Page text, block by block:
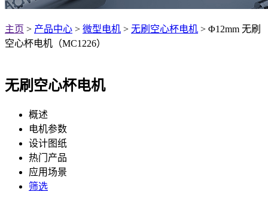
主页 > 产品中心 > 微型电机 > 无刷空心杯电机 > Φ12mm 无刷
空心杯电机（MC1226）
无刷空心杯电机
概述
电机参数
设计图纸
热门产品
应用场景
筛选